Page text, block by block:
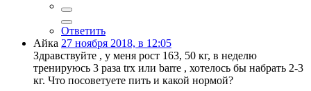
Ответить
Айка 27 ноября 2018, в 12:05
Здравствуйте , у меня рост 163, 50 кг, в неделю
тренируюсь 3 раза trx или barre , хотелось бы набрать 2-3
кг. Что посоветуете пить и какой нормой?